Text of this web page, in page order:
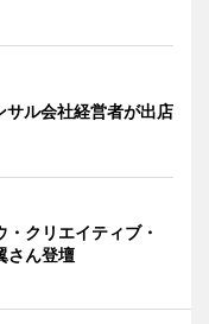
ル会社経営者が出店
クリエイティブ・
さん登壇